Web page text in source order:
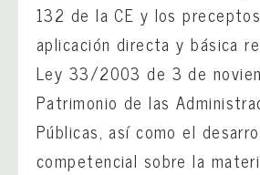
132 de la CE y los
aplicación directa y básica
Ley 33/2003 de 3 de
Patrimonio de las
Públicas, así como el
competencial sobre la